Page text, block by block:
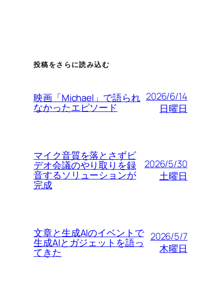
投稿をさらに読み込む
映画「Michael」で語られ
なかったエピソード
2026/6/14
日曜日
マイク音質を落とさずビ
デオ会議のやり取りを録
音するソリューションが
完成
2026/5/30
土曜日
文章と生成AIのイベントで
生成AIとガジェットを語っ
てきた
2026/5/7
木曜日